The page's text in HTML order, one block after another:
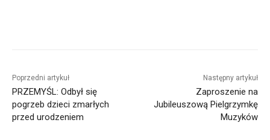
Poprzedni artykuł
PRZEMYŚL: Odbył się
pogrzeb dzieci zmarłych
przed urodzeniem
Następny artykuł
Zaproszenie na
Jubileuszową Pielgrzymkę
Muzyków